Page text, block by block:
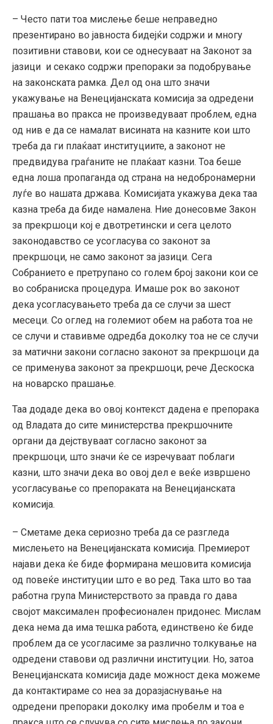
– Често пати тоа мислење беше неправедно
презентирано во јавноста бидејќи содржи и многу
позитивни ставови, кои се однесуваат на Законот за
јазици и секако содржи препораки за подобрување
на законската рамка. Дел од она што значи
укажување на Венецијанската комисија за одредени
прашања во пракса не произведуваат проблем, една
од нив е да се намалат висината на казните кои што
треба да ги плаќаат институциите, а законот не
предвидува граѓаните не плаќаат казни. Тоа беше
една лоша пропаганда од страна на недобронамерни
луѓе во нашата држава. Комисијата укажува дека таа
казна треба да биде намалена. Ние донесовме Закон
за прекршоци кој е двотретински и сега целото
законодавство се усогласува со законот за
прекршоци, не само законот за јазици. Сега
Собранието е претрупано со голем број закони кои се
во собраниска процедура. Имаше рок во законот
дека усогласувањето треба да се случи за шест
месеци. Со оглед на големиот обем на работа тоа не
се случи и ставивме одредба доколку тоа не се случи
за матични закони согласно законот за прекршоци да
се применува законот за прекршоци, рече Дескоска
на новарско прашање.
Таа додаде дека во овој контекст дадена е препорака
од Владата до сите министерства прекршочните
органи да дејствуваат согласно законот за
прекршоци, што значи ќе се изречуваат поблаги
казни, што значи дека во овој дел е веќе извршено
усогласување со препораката на Венецијанската
комисија.
– Сметаме дека сериозно треба да се разгледа
мислењето на Венецијанската комисија. Премиерот
најави дека ќе биде формирана мешовита комисија
од повеќе институции што е во ред. Така што во таа
работна група Министерството за правда го дава
својот максимален професионален придонес. Мислам
дека нема да има тешка работа, единствено ќе биде
проблем да се усогласиме за различно толкување на
одредени ставови од различни институции. Но, затоа
Венецијанската комисија даде можност дека можеме
да контактираме со неа за доразјаснување на
одредени препораки доколку има пробелм и тоа е